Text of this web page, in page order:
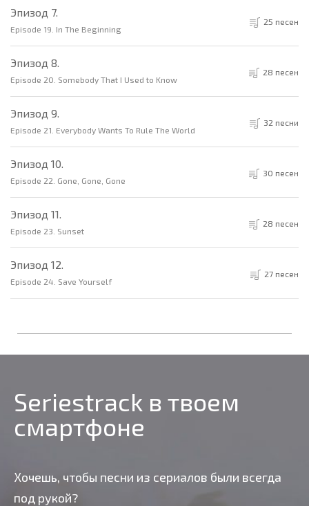
Эпизод 7.
Episode 19. In The Beginning
25 песен
Эпизод 8.
Episode 20. Somebody That I Used to Know
28 песен
Эпизод 9.
Episode 21. Everybody Wants To Rule The World
32 песни
Эпизод 10.
Episode 22. Gone, Gone, Gone
30 песен
Эпизод 11.
Episode 23. Sunset
28 песен
Эпизод 12.
Episode 24. Save Yourself
27 песен
Seriestrack в твоем
смартфоне
Хочешь, чтобы песни из сериалов были всегда
под рукой?